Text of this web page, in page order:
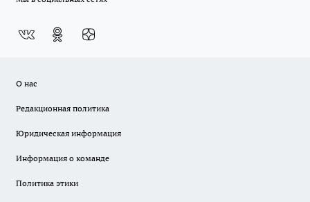
О нас
Редакционная политика
Юридическая информация
Информация о команде
Политика этики